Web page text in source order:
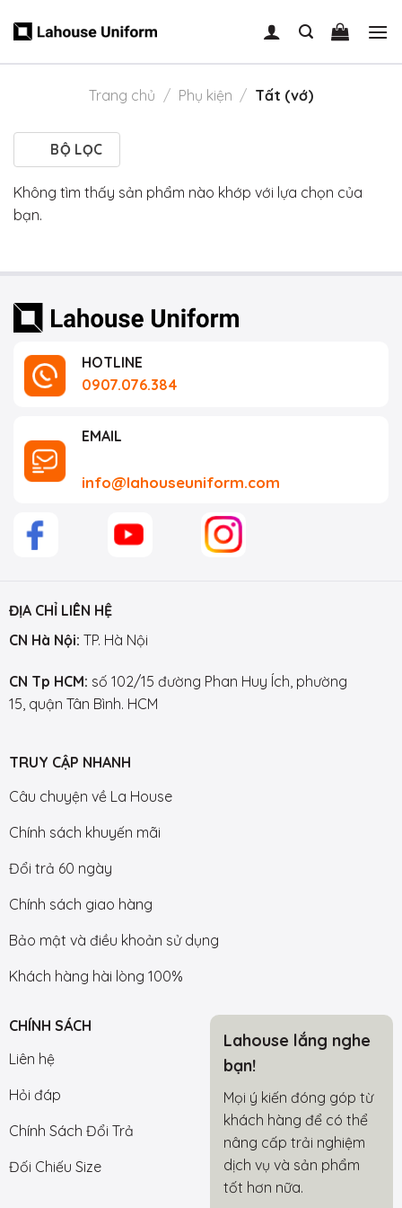
Trang chủ / Phụ kiện / Tất (vớ)
BỘ LỌC
Không tìm thấy sản phẩm nào khớp với lựa chọn của
bạn.
HOTLINE
0907.076.384
EMAIL
info@lahouseuniform.com
ĐỊA CHỈ LIÊN HỆ
CN Hà Nội: TP. Hà Nội
CN Tp HCM: số 102/15 đường Phan Huy Ích, phường
15, quận Tân Bình. HCM
TRUY CẬP NHANH
Câu chuyện về La House
Chính sách khuyến mãi
Đổi trả 60 ngày
Chính sách giao hàng
Bảo mật và điều khoản sử dụng
Khách hàng hài lòng 100%
CHÍNH SÁCH
Liên hệ
Hỏi đáp
Chính Sách Đổi Trả
Đối Chiếu Size
Lahouse lắng nghe
bạn!
Mọi ý kiến đóng góp từ
khách hàng để có thể
nâng cấp trải nghiệm
dịch vụ và sản phẩm
tốt hơn nữa.